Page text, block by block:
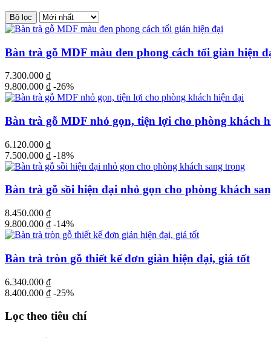
Bộ lọc
Bàn trà gỗ MDF màu đen phong cách tối giản hiện
7.300.000 ₫
9.800.000 ₫ -26%
Bàn trà gỗ MDF nhỏ gọn, tiện lợi cho phòng khách
6.120.000 ₫
7.500.000 ₫ -18%
Bàn trà gỗ sồi hiện đại nhỏ gọn cho phòng khách
8.450.000 ₫
9.800.000 ₫ -14%
Bàn trà tròn gỗ thiết kế đơn giản hiện đại, giá tốt
6.340.000 ₫
8.400.000 ₫ -25%
Lọc theo tiêu chí